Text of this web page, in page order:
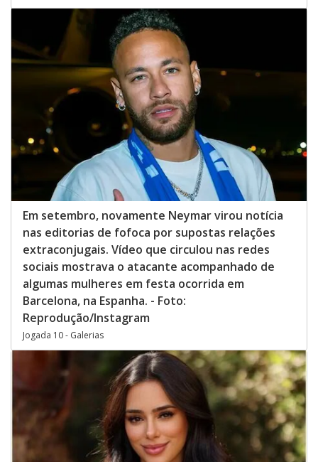
Em setembro, novamente Neymar virou notícia
nas editorias de fofoca por supostas relações
extraconjugais. Vídeo que circulou nas redes
sociais mostrava o atacante acompanhado de
algumas mulheres em festa ocorrida em
Barcelona, na Espanha. - Foto:
Reprodução/Instagram
Jogada 10 - Galerias